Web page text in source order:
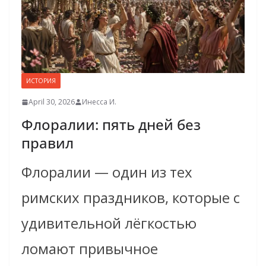
ИСТОРИЯ
April 30, 2026 Инесса И.
Флоралии: пять дней без
правил
Флоралии — один из тех
римских праздников, которые с
удивительной лёгкостью
ломают привычное